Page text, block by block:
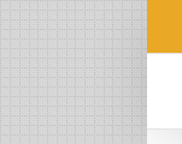
Saltar
al
contenido